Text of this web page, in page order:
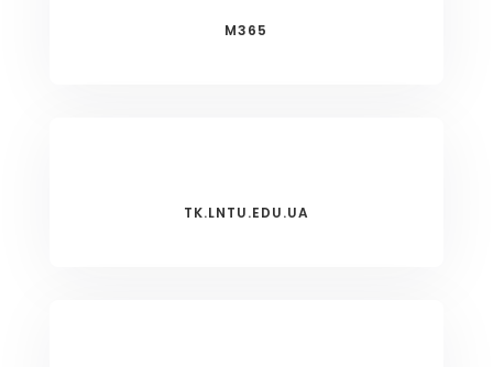
M365
TK.LNTU.EDU.UA